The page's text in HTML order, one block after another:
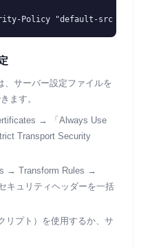
Policy "default-src
、サーバー設定ファイルを
ます。
→ 「Always Use
Transport Security
→ Transform Rules →
キュリティヘッダーを一括
リプト）を使用するか、サ